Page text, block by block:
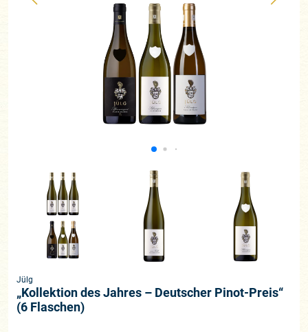
Jülg
„Kollektion des Jahres – Deutscher Pinot-Preis“
(6 Flaschen)